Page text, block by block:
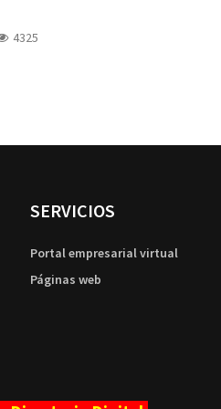
4325
SERVICIOS
Portal empresarial virtual
Páginas web